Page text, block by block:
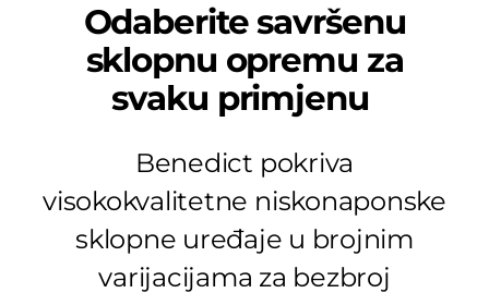
Odaberite savršenu
sklopnu opremu za
svaku primjenu
Benedict pokriva
visokokvalitetne niskonaponske
sklopne uređaje u brojnim
varijacijama za bezbroj